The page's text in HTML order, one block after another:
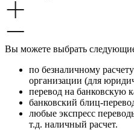
Вы можете выбрать
по безналичному
организации (для
перевод на банковскую
банковский блиц-
любые экспресс
т.д. наличный расчет.